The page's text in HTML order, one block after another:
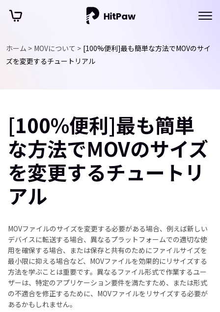
ホーム > MOVについて > [100%便利]最も簡単な方法でMOVのサイ
ズを変更するチュートリアル
[100%便利]最も簡単
な方法でMOVのサイズ
を変更するチュートリ
アル
MOVファイルのサイズを変更する必要がある場合、例えば新しい
デバイスに転送する場合、異なるプラットフォームでの適切な使
用を確保する場合、または保存と共有のためにファイルサイズを
最小限に抑える場合など、MOVファイルを効果的にリサイズする
方法を学ぶことは重要です。異なるファイル形式で作業するユー
ザーは、特定のアプリケーション要件を満たすため、または形式
の不適合を修正するために、MOVファイルをリサイズする必要が
あるかもしれません。